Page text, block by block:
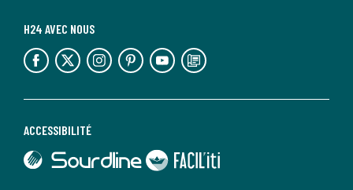
ACCESSIBILITÉ
lien vers Sourdline
lien vers Faciliti
H24 AVEC NOUS
lien vers l'espace réseaux sociaux lien vers l'espace réseaux sociaux lien vers l'espace réseaux sociaux lien vers l'espace réseaux sociaux lien vers l'espace réseaux sociaux lien vers le blog la redoute